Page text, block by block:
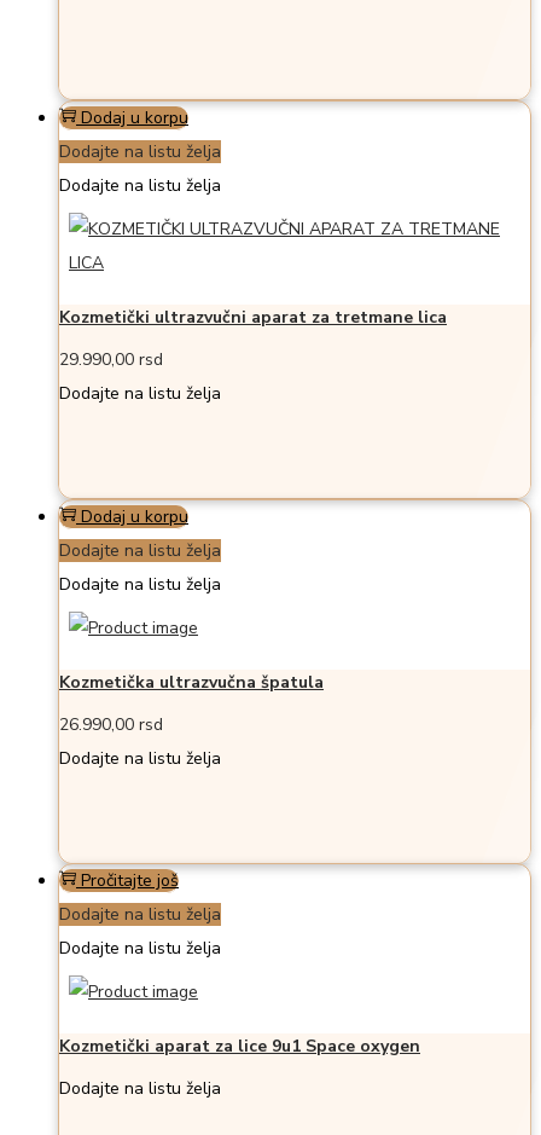
Dodaj u korpu
Dodajte na listu želja
Dodajte na listu želja
Kozmetički ultrazvučni aparat za tretmane lica
29.990,00 rsd
Dodajte na listu želja
Dodaj u korpu
Dodajte na listu želja
Dodajte na listu želja
Kozmetička ultrazvučna špatula
26.990,00 rsd
Dodajte na listu želja
Pročitajte još
Dodajte na listu želja
Dodajte na listu želja
Kozmetički aparat za lice 9u1 Space oxygen
Dodajte na listu želja